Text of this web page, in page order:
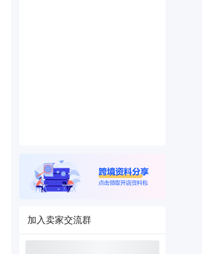
加入卖家交流群